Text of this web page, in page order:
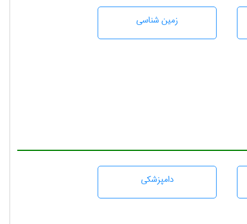
زمين شناسی
دامپزشكی